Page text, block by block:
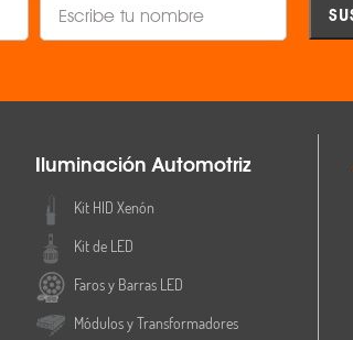
Iluminación Automotriz
Kit HID Xenón
Kit de LED
Faros y Barras LED
Módulos y Transformadores